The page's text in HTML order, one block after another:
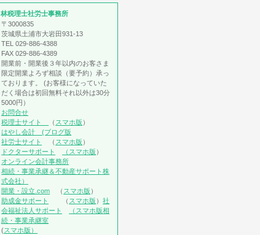
林税理士社労士事務所
〒3000835
茨城県土浦市大岩田931-13
TEL 029-886-4388
FAX 029-886-4389
開業前・開業後３年以内のお客さま
限定開業よろず相談（要予約）承っ
ております。 (お客様になっていた
だく場合は初回無料それ以外は30分
5000円）
お問合せ
税理士サイト
（ スマホ版 ）
はやし会計 (ブログ版
社労士サイト
（ スマホ版 ）
ドクターサポート
（スマホ版 ）
オンライン会計事務所
相続・事業承継＆不動産サポート株
式会社）
開業・設立.com （ スマホ版 ）
助成金サポート
（ スマホ版 ）社
会福祉法人サポート
（スマホ版相
続・事業承継室
(スマホ版）